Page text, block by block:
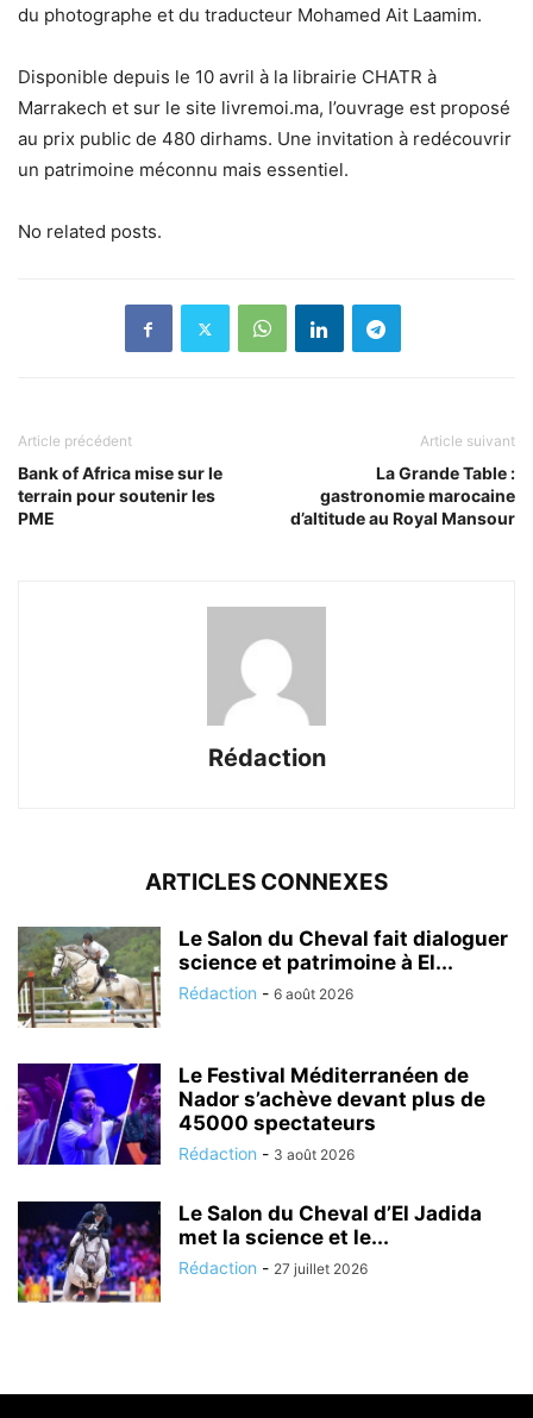
du photographe et du traducteur Mohamed Ait Laamim.
Disponible depuis le 10 avril à la librairie CHATR à
Marrakech et sur le site livremoi.ma, l’ouvrage est proposé
au prix public de 480 dirhams. Une invitation à redécouvrir
un patrimoine méconnu mais essentiel.
No related posts.
Article précédent
Bank of Africa mise sur le
terrain pour soutenir les
PME
Article suivant
La Grande Table :
gastronomie marocaine
d’altitude au Royal Mansour
Rédaction
ARTICLES CONNEXES
Le Salon du Cheval fait dialoguer
science et patrimoine à El...
Rédaction - 6 août 2026
Le Festival Méditerranéen de
Nador s’achève devant plus de
45000 spectateurs
Rédaction - 3 août 2026
Le Salon du Cheval d’El Jadida
met la science et le...
Rédaction - 27 juillet 2026